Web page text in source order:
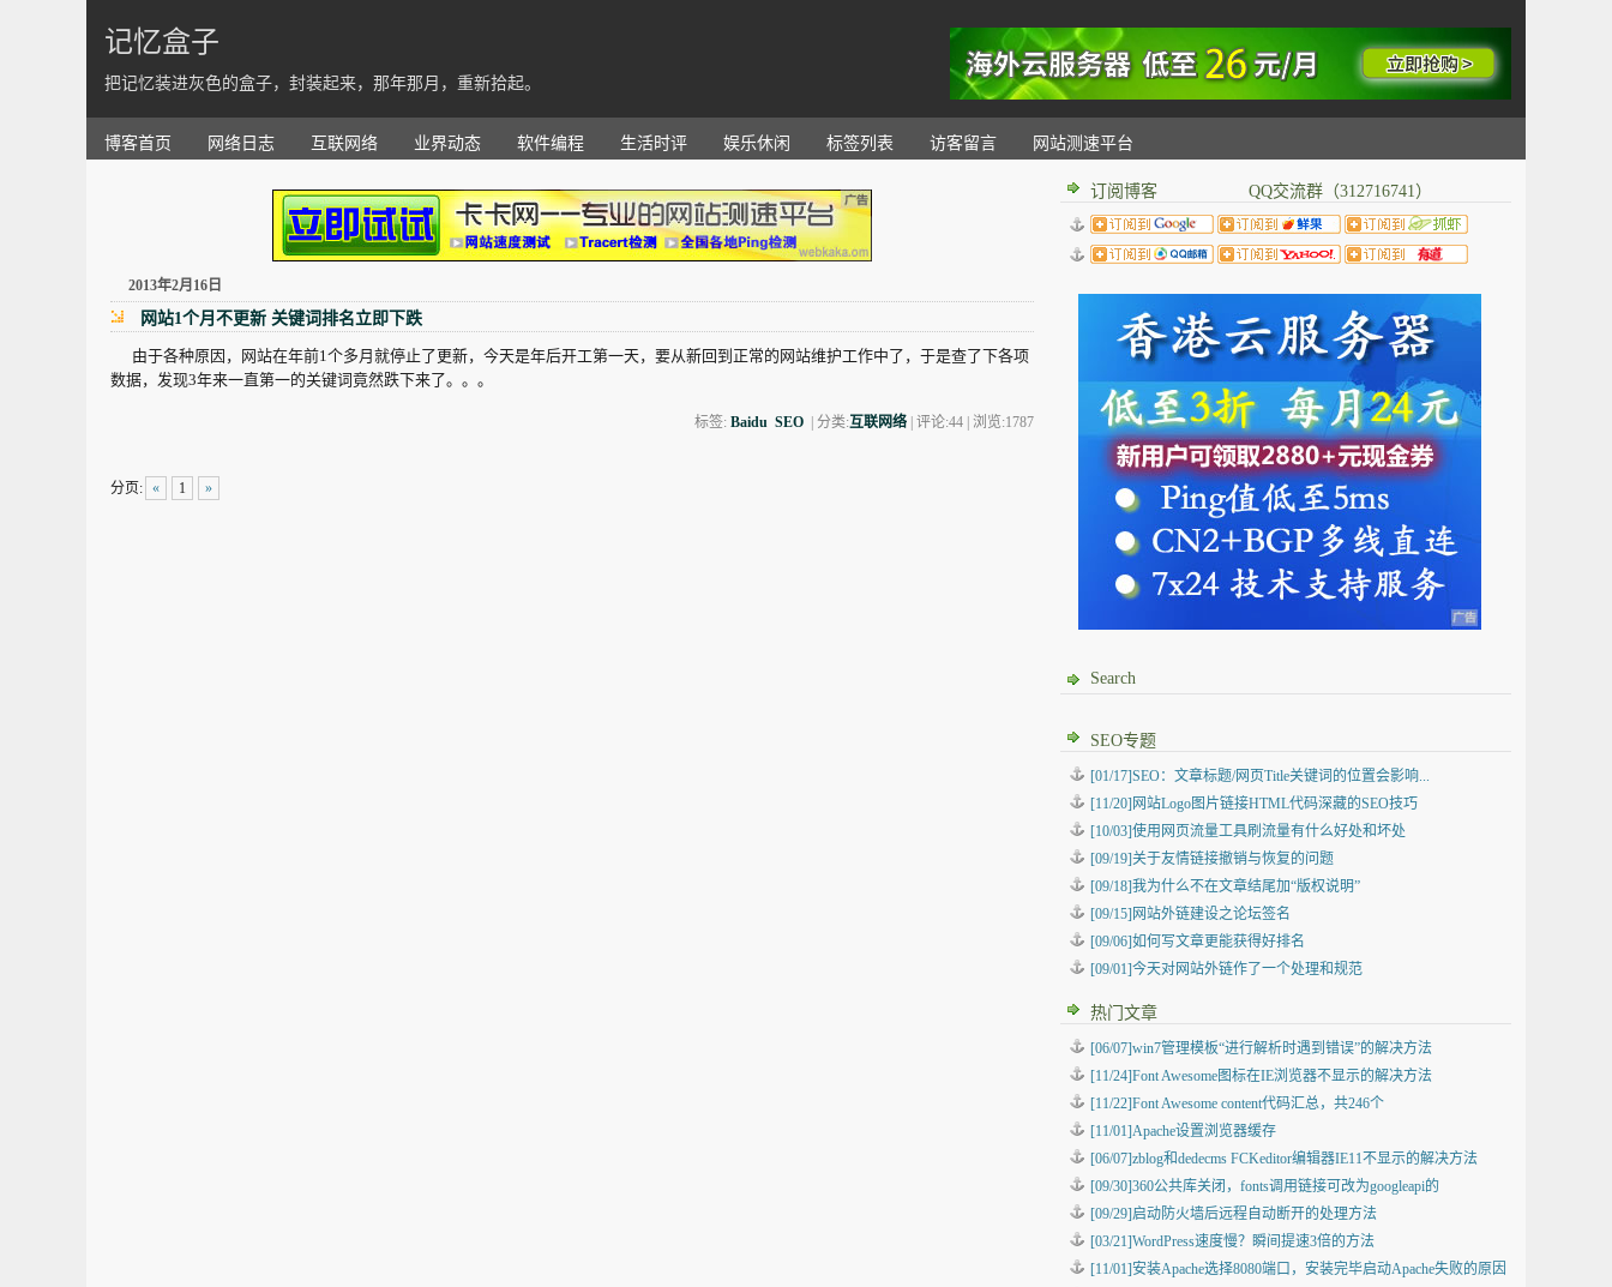
记忆盒子
把记忆装进灰色的盒子，封装起来，那年那月，重新拾起。
博客首页 网络日志 互联网络 业界动态 软件编程 生活时评 娱乐休闲 标签列表 访客留言 网站测速平台
2013年2月16日
网站1个月不更新 关键词排名立即下跌
由于各种原因，网站在年前1个多月就停止了更新，今天是年后开工第一天，要从新回到正常的网站维护工作中了，于是查了下各项
数据，发现3年来一直第一的关键词竟然跌下来了。。。
标签: Baidu SEO | 分类:互联网络 | 评论:44 | 浏览:1787
分页: « 1 »
订阅博客 QQ交流群（312716741）
Search
SEO专题
[01/17]SEO：文章标题/网页Title关键词的位置会影响...
[11/20]网站Logo图片链接HTML代码深藏的SEO技巧
[10/03]使用网页流量工具刷流量有什么好处和坏处
[09/19]关于友情链接撤销与恢复的问题
[09/18]我为什么不在文章结尾加“版权说明”
[09/15]网站外链建设之论坛签名
[09/06]如何写文章更能获得好排名
[09/01]今天对网站外链作了一个处理和规范
热门文章
[06/07]win7管理模板“进行解析时遇到错误”的解决方法
[11/24]Font Awesome图标在IE浏览器不显示的解决方法
[11/22]Font Awesome content代码汇总，共246个
[11/01]Apache设置浏览器缓存
[06/07]zblog和dedecms FCKeditor编辑器IE11不显示的解决方法
[09/30]360公共库关闭，fonts调用链接可改为googleapi的
[09/29]启动防火墙后远程自动断开的处理方法
[03/21]WordPress速度慢？瞬间提速3倍的方法
[11/01]安装Apache选择8080端口，安装完毕启动Apache失败的原因